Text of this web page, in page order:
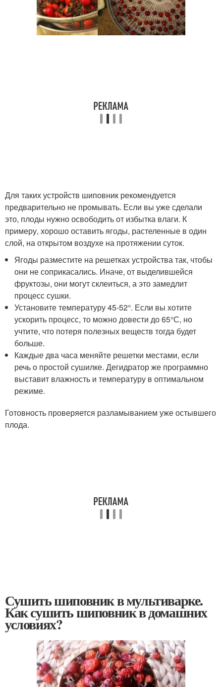
Для таких устройств шиповник рекомендуется
предварительно не промывать. Если вы уже сделали
это, плоды нужно освободить от избытка влаги. К
примеру, хорошо оставить ягоды, растеленные в один
слой, на открытом воздухе на протяжении суток.
Ягоды разместите на решетках устройства так, чтобы
они не соприкасались. Иначе, от выделившейся
фруктозы, они могут склеиться, а это замедлит
процесс сушки.
Установите температуру 45-52°. Если вы хотите
ускорить процесс, то можно довести до 65°С, но
учтите, что потеря полезных веществ тогда будет
больше.
Каждые два часа меняйте решетки местами, если
речь о простой сушилке. Дегидратор же программно
выставит влажность и температуру в оптимальном
режиме.
Готовность проверяется разламыванием уже остывшего
плода.
Сушить шиповник в мультиварке.
Как сушить шиповник в домашних
условиях?